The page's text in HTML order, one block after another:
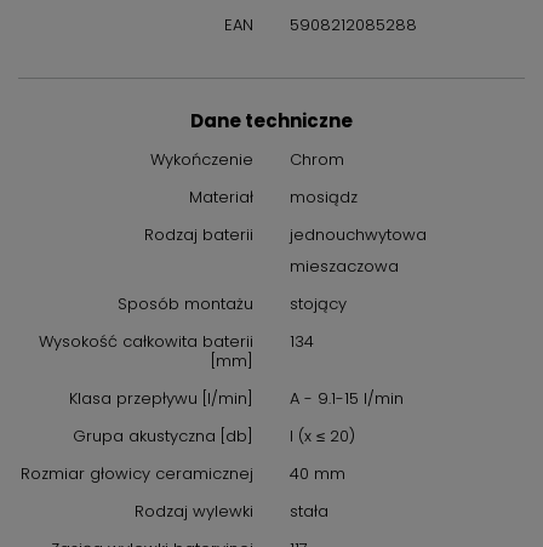
EAN
5908212085288
Dane techniczne
Wykończenie
Chrom
Materiał
mosiądz
Rodzaj baterii
jednouchwytowa
mieszaczowa
Sposób montażu
stojący
Wysokość całkowita baterii
[mm]
134
Klasa przepływu [l/min]
A - 9.1-15 l/min
Grupa akustyczna [db]
I (x ≤ 20)
Rozmiar głowicy ceramicznej
40 mm
Rodzaj wylewki
stała